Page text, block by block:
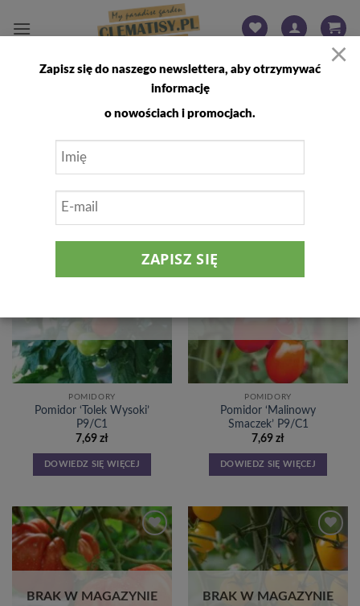
PRODUKTY OZNACZONE “POMIDOR”
FILTRUJ
Dodaj
POMIDORY
Pomidor ‘Tolek Wysoki’
P9/C1
7,69 zł
DOWIEDZ SIĘ WIĘCEJ
POMIDORY
Pomidor ‘Malinowy
Smaczek’ P9/C1
7,69 zł
DOWIEDZ SIĘ WIĘCEJ
Dodaj
listy
BRAK W MAGAZYNIE
Dodaj
do
listy
BRAK W MAGAZYNIE
×
Zapisz się do naszego newslettera, aby otrzymywać
informację
o nowościach i promocjach.